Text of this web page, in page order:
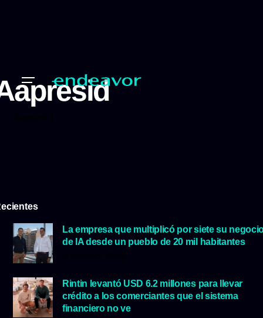
La empresa que multiplicó por siete su
de IA desde un pueblo de 20 mil habitantes
Rintin levantó USD 6.2 millones para llevar
crédito a los comerciantes que el sistema
financiero no ve